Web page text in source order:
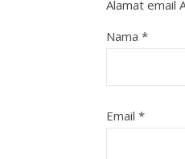
Alamat email
Nama *
Email *